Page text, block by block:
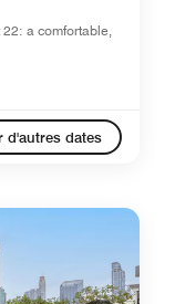
a comfortable,
d'autres dates